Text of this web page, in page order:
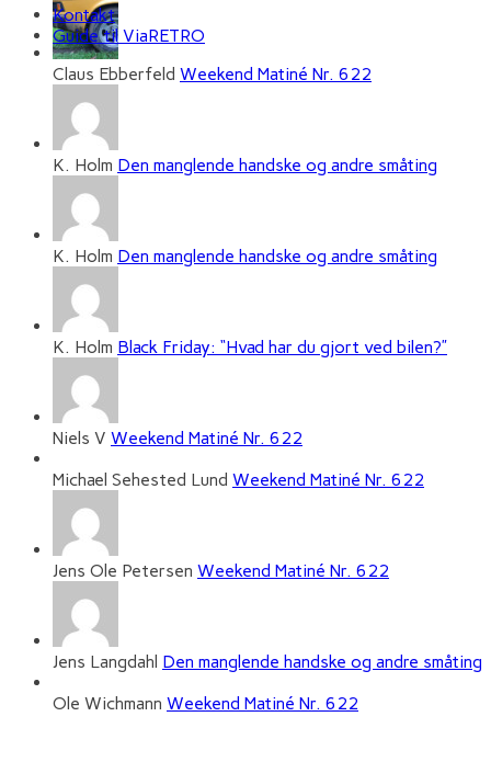
Claus Ebberfeld Weekend Matiné Nr. 622
K. Holm Den manglende handske og andre småting
K. Holm Den manglende handske og andre småting
K. Holm Black Friday: “Hvad har du gjort ved bilen?”
Niels V Weekend Matiné Nr. 622
Michael Sehested Lund Weekend Matiné Nr. 622
Jens Ole Petersen Weekend Matiné Nr. 622
Jens Langdahl Den manglende handske og andre småting
Ole Wichmann Weekend Matiné Nr. 622
Kontakt
Guide til ViaRETRO